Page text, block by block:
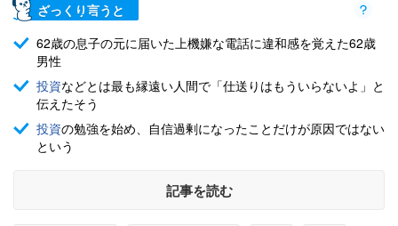
ざっくり言うと
62歳の息子の元に届いた上機嫌な電話に違和感を覚えた62歳
男性
投資などとは最も縁遠い人間で「仕送りはもういらないよ」と
伝えたそう
投資の勉強を始め、自信過剰になったことだけが原因ではない
という
記事を読む